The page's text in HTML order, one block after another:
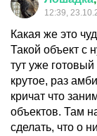
12:39,
Какая же это
Такой объект с
тут уже
крутое, раз
кричат что
объектов. Там
сделать, что о